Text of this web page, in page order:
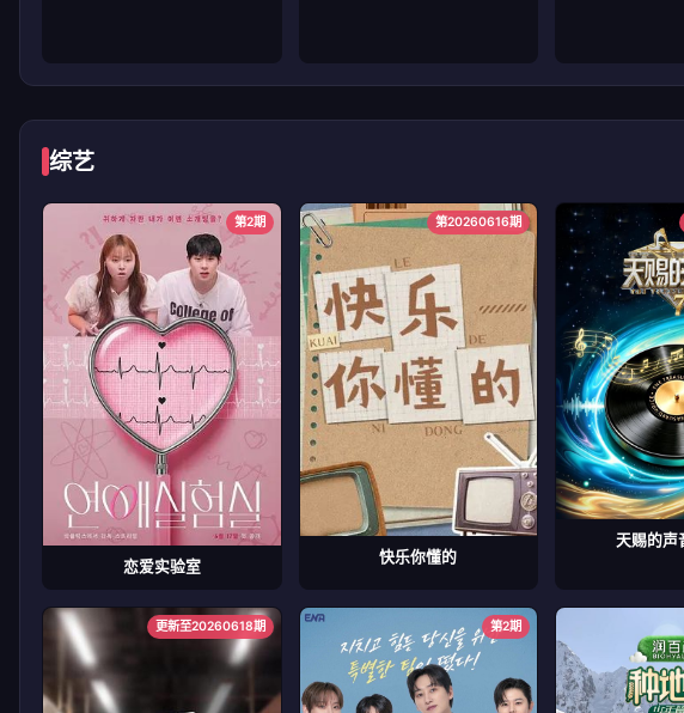
综艺
第2期
恋爱实验室
第20260616期
快乐你懂的
天赐的声
更新至20260618期 第2期